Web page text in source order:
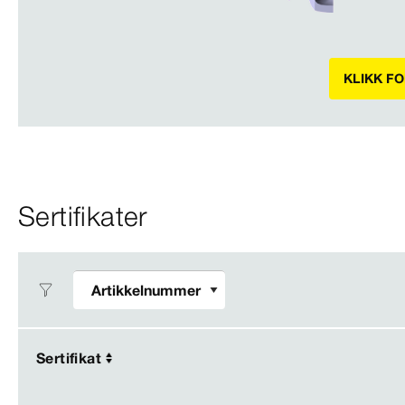
KLIKK
Sertifikater
Sertifikat
Sertifikat